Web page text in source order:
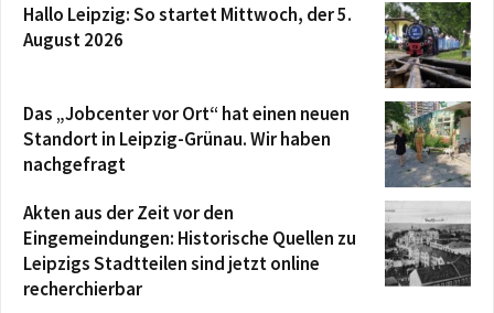
Hallo Leipzig: So startet Mittwoch, der 5.
August 2026
Das „Jobcenter vor Ort“ hat einen neuen
Standort in Leipzig-Grünau. Wir haben
nachgefragt
Akten aus der Zeit vor den
Eingemeindungen: Historische Quellen zu
Leipzigs Stadtteilen sind jetzt online
recherchierbar